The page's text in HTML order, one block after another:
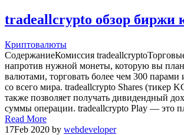
tradeallcrypto обзор биржи
Криптовалюты
СодержаниеКомиссия
напротив нужной монеты, которую вы
валютами, торговать более чем 300
со всего мира. tradeallcrypto Shares (тикер
также позволяет получать дивидендный
суммы операции. tradeallcrypto Play — это
Read More
17Feb 2020 by webdeveloper